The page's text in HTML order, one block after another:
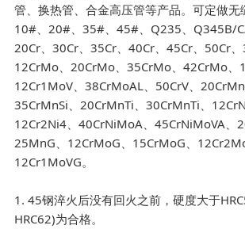
管、换热管、合金高压管等产品。可定做无
10#、20#、35#、45#、Q235、Q345B/C/
20Cr、30Cr、35Cr、40Cr、45Cr、50Cr、
12CrMo、20CrMo、35CrMo、42CrMo、
12Cr1MoV、38CrMoAL、50CrV、
35CrMnSi、20CrMnTi、30CrMnTi、
12Cr2Ni4、40CrNiMoA、45CrNiMoVA、
25MnG、12CrMoG、15CrMoG、
12Cr1MoVG。
1. 45钢淬火后没有回火之前，硬度大于
HRC62)为合格。